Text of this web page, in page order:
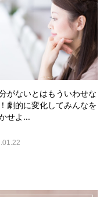
がないとはもういわせな
劇的に変化してみんなを
せよ...